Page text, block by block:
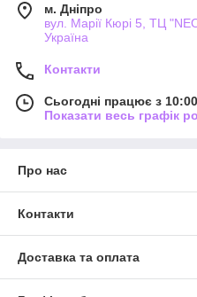
м. Дніпро
вул. Марії Кюрі 5, ТЦ
Україна
Контакти
Сьогодні працює з
Показати весь графік
Про нас
Контакти
Доставка та оплата